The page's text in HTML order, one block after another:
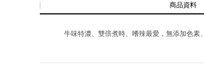
商品資料
牛味特濃、雙倍煮時、嗜辣最愛，無添加色素